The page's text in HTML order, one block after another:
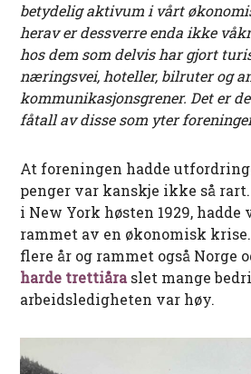
betydelig aktivum i vårt
herav er dessverre enda ikke
hos dem som delvis har gjort
næringsvei, hoteller, bilruter og
kommunikasjonsgrener. Det er
fåtall av disse som yter
At foreningen hadde
penger var kanskje ikke så
i New York høsten 1929,
rammet av en økonomisk
flere år og rammet også Norge
harde trettiåraslet mange
arbeidsledigheten var høy.